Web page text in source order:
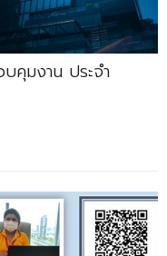
คุมงาน ประจำ